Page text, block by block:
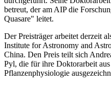
betreut, der am AIP die
Quasare" leitet.
Der Preisträger arbeitet derzeit
Institute for Astronomy and
China. Den Preis teilt sich
Pyl, die für ihre Doktorarbeit
Pflanzenphysiologie